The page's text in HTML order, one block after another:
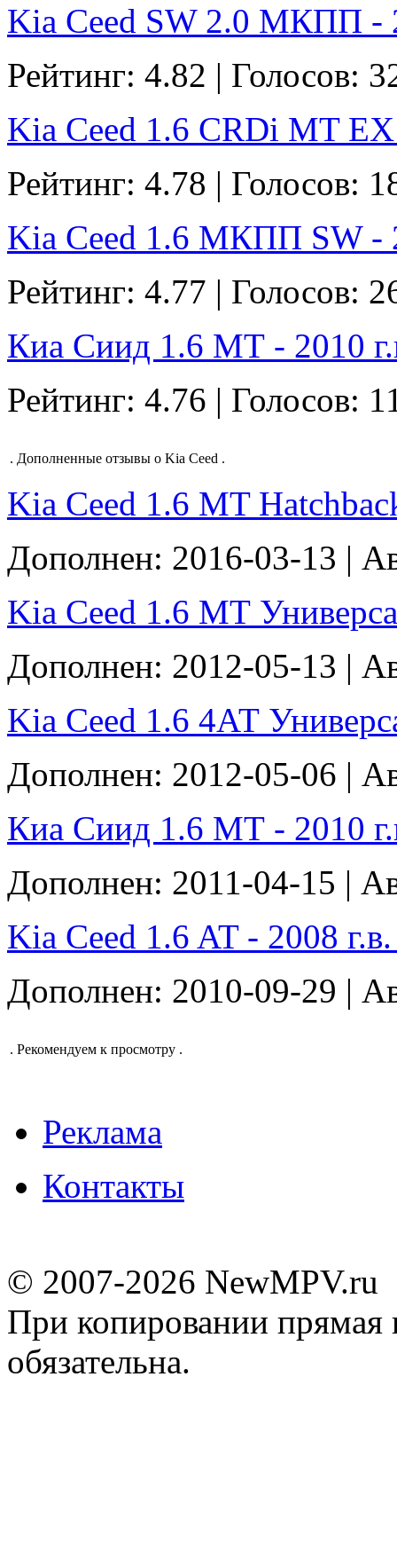
Kia Ceed SW 2.0 МКПП -
Рейтинг: 4.82 | Голосов:
Kia Ceed 1.6 CRDi MT EX
Рейтинг: 4.78 | Голосов:
Kia Ceed 1.6 МКПП SW -
Рейтинг: 4.77 | Голосов:
Киа Сиид 1.6 МТ - 2010
Рейтинг: 4.76 | Голосов:
. Дополненные отзывы о Kia Ceed .
Kia Ceed 1.6 MT
Дополнен: 2016-03-13 |
Kia Ceed 1.6 МТ
Дополнен: 2012-05-13 |
Kia Ceed 1.6 4АТ
Дополнен: 2012-05-06 |
Киа Сиид 1.6 МТ - 2010
Дополнен: 2011-04-15 |
Kia Ceed 1.6 AT - 2008
Дополнен: 2010-09-29 |
. Рекомендуем к просмотру .
Реклама
Контакты
© 2007-2026 NewMPV.ru
При копировании прямая
обязательна.